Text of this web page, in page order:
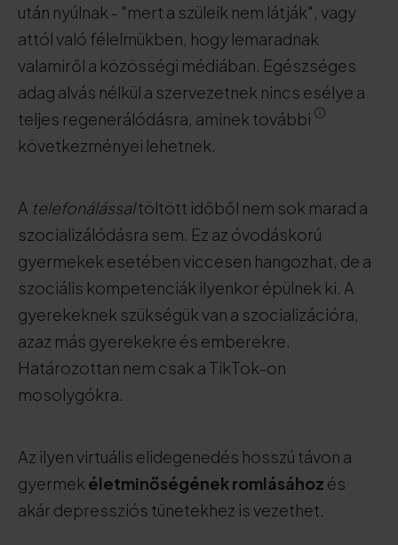
után nyúlnak - "mert a szüleik nem látják", vagy
attól való félelmükben, hogy lemaradnak
valamiről a közösségi médiában. Egészséges
adag alvás nélkül a szervezetnek nincs esélye a
teljes regenerálódásra, aminek további
következményei lehetnek.
A telefonálássaltöltött időből nem sok marad a
szocializálódásra sem. Ez az óvodáskorú
gyermekek esetében viccesen hangozhat, de a
szociális kompetenciák ilyenkor épülnek ki. A
gyerekeknek szükségük van a szocializációra,
azaz más gyerekekre és emberekre.
Határozottan nem csak a TikTok-on
mosolygókra.
Az ilyen virtuális elidegenedés hosszú távon a
gyermek életminőségének romlásához és
akár depressziós tünetekhez is vezethet.